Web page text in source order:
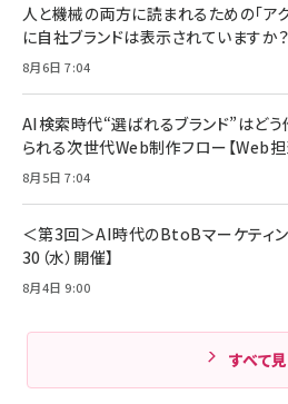
組織の成果を最大化
￥1,980
Amazonランキング
技術基準適合】ブラッ
￥5,990
ケーブル Anker絡ま
ド付き USB PD対応
17 / 16 / 15 /
Pro/Air 各種対応
￥1,890
サッポロ 生ビール
ル ケース買い【6/30
￥4,857
人と機械の両方に読まれるための「ア
に自社ブランドは表示されていますか
8月6日 7:04
AI検索時代“選ばれるブランド”はど
られる次世代Web制作フロー【Web
8月5日 7:04
＜第3回＞AI時代のBtoBマーケティン
30（水）開催】
8月4日 9:00
すべて